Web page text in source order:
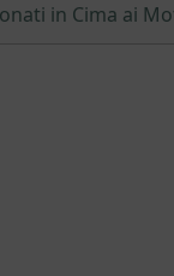
in Cima ai